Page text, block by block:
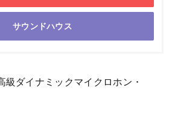
サウンドハウス
級ダイナミックマイクロホン・